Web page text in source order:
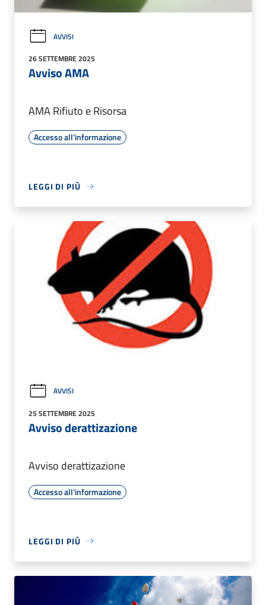
AVVISI
26 SETTEMBRE 2025
Avviso AMA
AMA Rifiuto e Risorsa
Accesso all'informazione
LEGGI DI PIÙ
AVVISI
25 SETTEMBRE 2025
Avviso derattizazione
Avviso derattizazione
Accesso all'informazione
LEGGI DI PIÙ